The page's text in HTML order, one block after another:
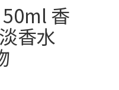
50ml 香
香水